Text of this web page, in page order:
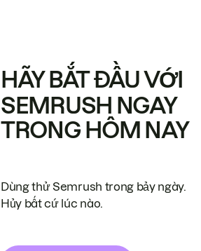
HÃY BẮT ĐẦU VỚI
SEMRUSH NGAY
TRONG HÔM NAY
Dùng thử Semrush trong bảy ngày.
Hủy bất cứ lúc nào.